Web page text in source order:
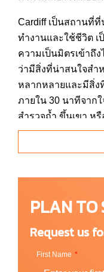
Cardiff เป็นสถานที่
ทำงานและใช้ชีวิต เ
ความเป็นมิตรเข้าถึ
ว่ามีสิ่งที่น่าสนใจสำ
หลากหลายและมีสิ่ง
ภายใน 30 นาทีจาก
สำรวจถ้ำ ขึ้นเขา ห
สวยงามหลายแห่ง ห
คุณ คุณจะพบกับศิล
การแข่งขันกีฬาระดั
น่าตื่นตา หรือถ้าใค
หรือ Dr Who คุณก็อ
ประทับใจต่างๆ ได้ที่นี่
PLAN TO
Request us
First Name